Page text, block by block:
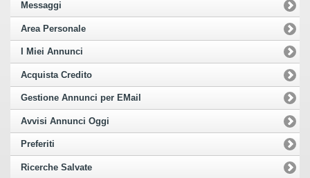
Messaggi
Area Personale
I Miei Annunci
Acquista Credito
Gestione Annunci per EMail
Avvisi Annunci Oggi
Preferiti
Ricerche Salvate